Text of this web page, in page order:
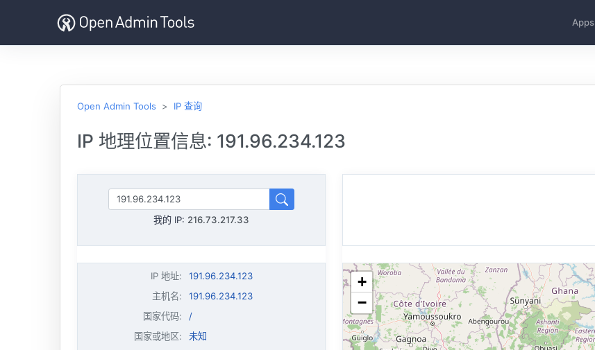
Apps
Open Admin Tools IP 查询
IP 地理位置信息: 191.96.234.123
我的 IP: 216.73.217.33
IP 地址:
191.96.234.123
主机名:
191.96.234.123
国家代码:
/
国家或地区:
未知
+
−